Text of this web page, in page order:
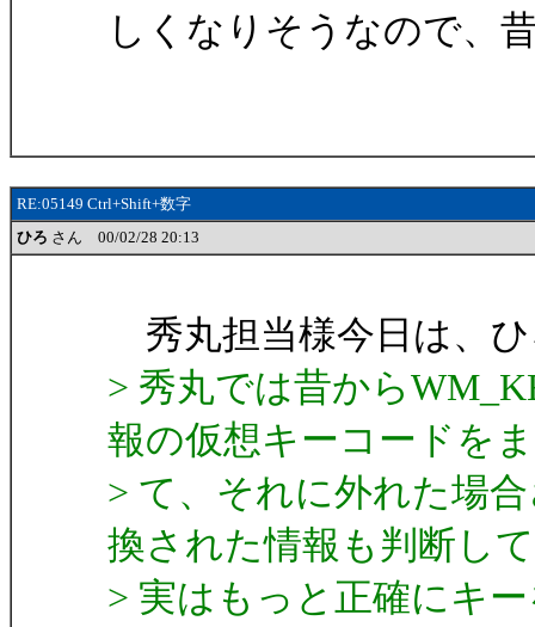
しくなりそうなので、
RE:05149 Ctrl+Shift+数字
ひろ さん 00/02/28 20:13
秀丸担当様今日は、
> 秀丸では昔から
報の仮想キーコードを
> て、それに外れた場
換された情報も判断し
> 実はもっと正確にキ